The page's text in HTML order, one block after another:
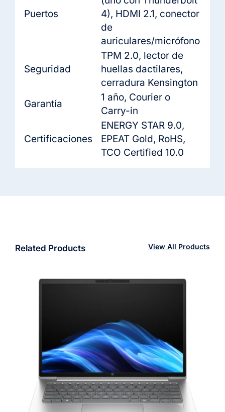
Puertos
4), HDMI 2.1, conector
de
auriculares/micrófono
Seguridad
TPM 2.0, lector de
huellas dactilares,
cerradura Kensington
Garantía
1 año, Courier o
Carry-in
Certificaciones
ENERGY STAR 9.0,
EPEAT Gold, RoHS,
TCO Certified 10.0
Related Products View All Products